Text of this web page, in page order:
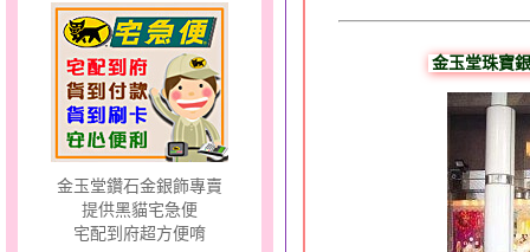
蕙質蘭心～大中國繩黃金
金玉堂鑽石金銀飾專賣
提供黑貓宅急便
宅配到府超方便唷
金玉堂珠寶